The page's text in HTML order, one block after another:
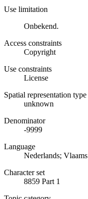
Use limitation
Onbekend.
Access constraints
Copyright
Use constraints
License
Spatial representation type
unknown
Denominator
-9999
Language
Nederlands; Vlaams
Character set
8859 Part 1